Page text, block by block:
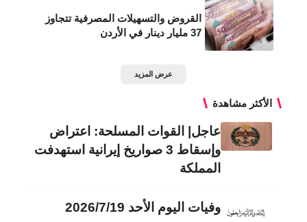
القروض والتسهيلات المصرفية تتجاوز
37 مليار دينار في الأردن
عرض المزيد
الأكثر مشاهدة
عاجل| القوات المسلحة: اعتراض
وإسقاط 3 صواريخ إيرانية استهدفت
المملكة
وفيات اليوم الأحد 2026/7/19